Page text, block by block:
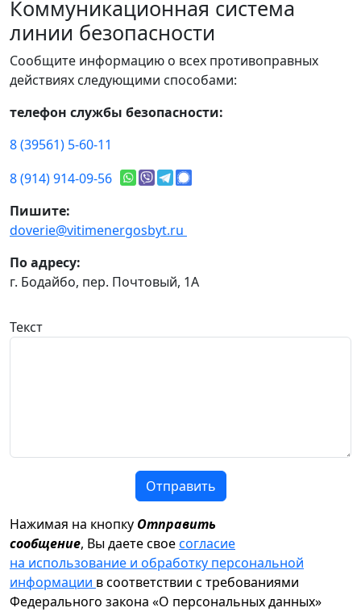
Коммуникационная система
линии безопасности
Сообщите информацию о всех противоправных
действиях следующими способами:
телефон службы безопасности:
8 (39561) 5-60-11
8 (914) 914-09-56
Пишите:
doverie@vitimenergosbyt.ru
По адресу:
г. Бодайбо, пер. Почтовый, 1А
Текст
Отправить
Нажимая на кнопку Отправить
сообщение, Вы даете своесогласие
на использование и обработку персональной
информации в соответствии с требованиями
Федерального закона «О персональных данных»